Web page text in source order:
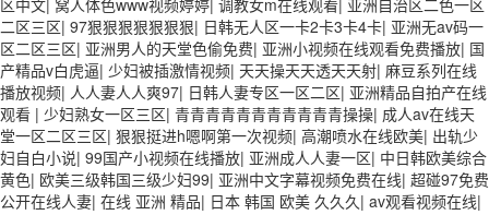
二区三区| 97狠狠狠狠狠狠狠| 日韩无人区一卡2卡3卡4卡| 亚洲无av码一
区二区三区| 亚洲男人的天堂色偷免费| 亚洲小视频在线观看免费播放| 国
产精品v白虎逼| 少妇被插激情视频| 天天操天天透天天射| 麻豆系列在线
播放视频| 人人妻人人爽97| 日韩人妻专区一区二区| 亚洲精品自拍产在线
观看 | 少妇熟女一区三区| 青青青青青青青青青青青操操| 成人av在线天
堂一区二区三区| 狠狠挺进h嗯啊第一次视频| 高潮喷水在线欧美| 出轨少
妇自白小说| 99国产小视频在线播放| 亚洲成人人妻一区| 中日韩欧美综合
黄色| 欧美三级韩国三级少妇99| 亚洲中文字幕视频免费在线| 超碰97免费
公开在线人妻| 在线 亚洲 精品| 日本 韩国 欧美 久久久 | av观看视频在线|